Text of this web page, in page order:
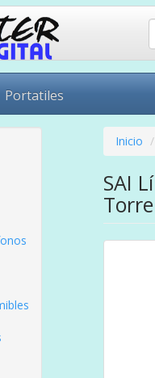
Portatiles
Inicio
SAI
Torre